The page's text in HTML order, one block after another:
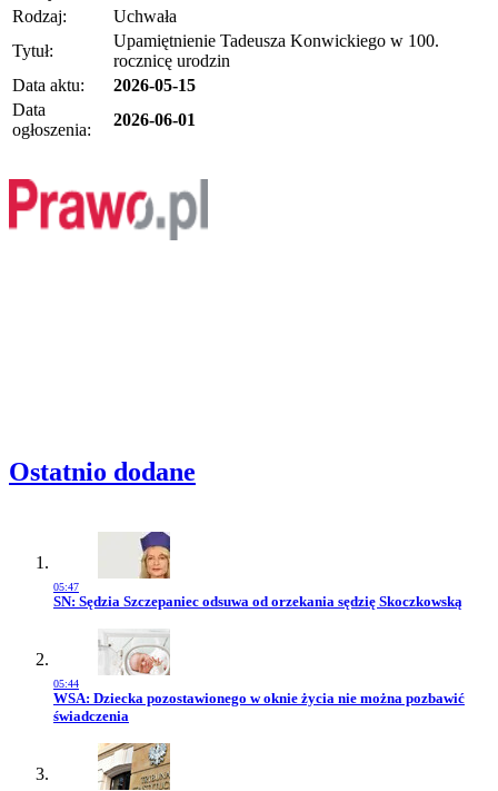
Rodzaj:
Uchwała
Tytuł:
Upamiętnienie Tadeusza Konwickiego w 100.
rocznicę urodzin
Data aktu:
2026-05-15
Data
ogłoszenia:
2026-06-01
Ostatnio dodane
05:47
Przejdź do artykułu:
SN: Sędzia Szczepaniec odsuwa od orzekania sędzię Skoczkowską
05:44
Przejdź do artykułu:
WSA: Dziecka pozostawionego w oknie życia nie można pozbawić
świadczenia